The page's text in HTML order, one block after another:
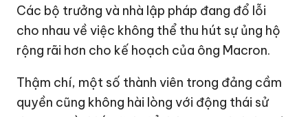
Các bộ trưởng và nhà lập pháp đang đổ lỗi
cho nhau về việc không thể thu hút sự ủng hộ
rộng rãi hơn cho kế hoạch của ông Macron.
Thậm chí, một số thành viên trong đảng cầm
quyền cũng không hài lòng với động thái sử